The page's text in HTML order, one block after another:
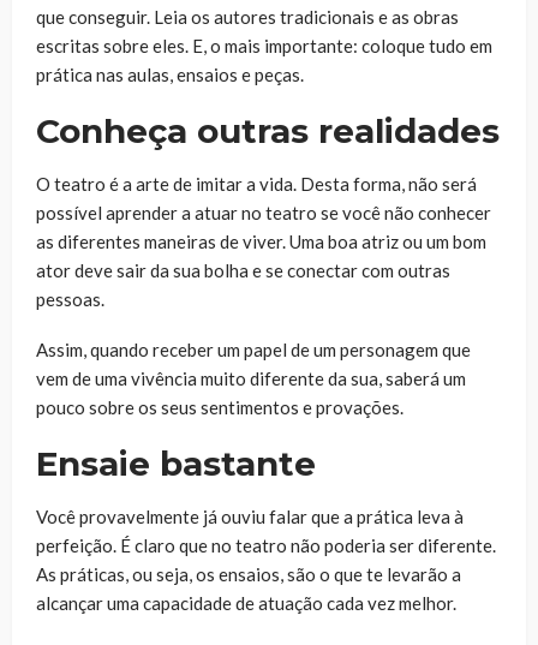
que conseguir. Leia os autores tradicionais e as obras
escritas sobre eles. E, o mais importante: coloque tudo em
prática nas aulas, ensaios e peças.
Conheça outras realidades
O teatro é a arte de imitar a vida. Desta forma, não será
possível aprender a atuar no teatro se você não conhecer
as diferentes maneiras de viver. Uma boa atriz ou um bom
ator deve sair da sua bolha e se conectar com outras
pessoas.
Assim, quando receber um papel de um personagem que
vem de uma vivência muito diferente da sua, saberá um
pouco sobre os seus sentimentos e provações.
Ensaie bastante
Você provavelmente já ouviu falar que a prática leva à
perfeição. É claro que no teatro não poderia ser diferente.
As práticas, ou seja, os ensaios, são o que te levarão a
alcançar uma capacidade de atuação cada vez melhor.